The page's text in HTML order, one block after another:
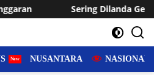
Genangan, Desa Sukaraja
NUSANTARA NASIONAL